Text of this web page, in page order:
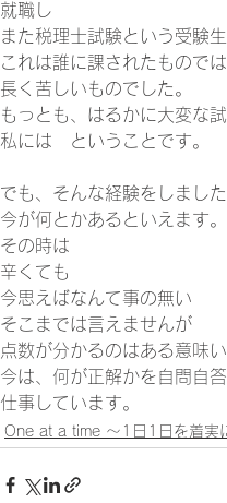
就職し
また税理士試験という受験
これは誰に課されたもので
長く苦しいものでした。
もっとも、はるかに大変な
私には　ということです。
でも、そんな経験をしまし
今が何とかあるといえます。
その時は
辛くても
今思えばなんて事の無い
そこまでは言えませんが
点数が分かるのはある意味
今は、何が正解かを自問自
仕事しています。
One at a time ～1日1日を着実